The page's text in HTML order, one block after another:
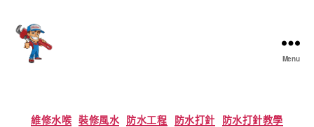
Menu
Categories
維修水喉 裝修風水 防水工程 防水打針 防水打針教學